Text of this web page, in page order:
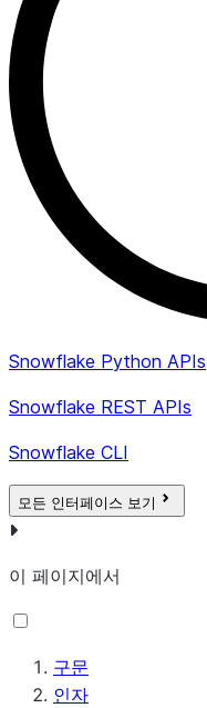
Snowflake Python APIs
Snowflake REST APIs
Snowflake CLI
모든 인터페이스 보기
이 페이지에서
구문
인자